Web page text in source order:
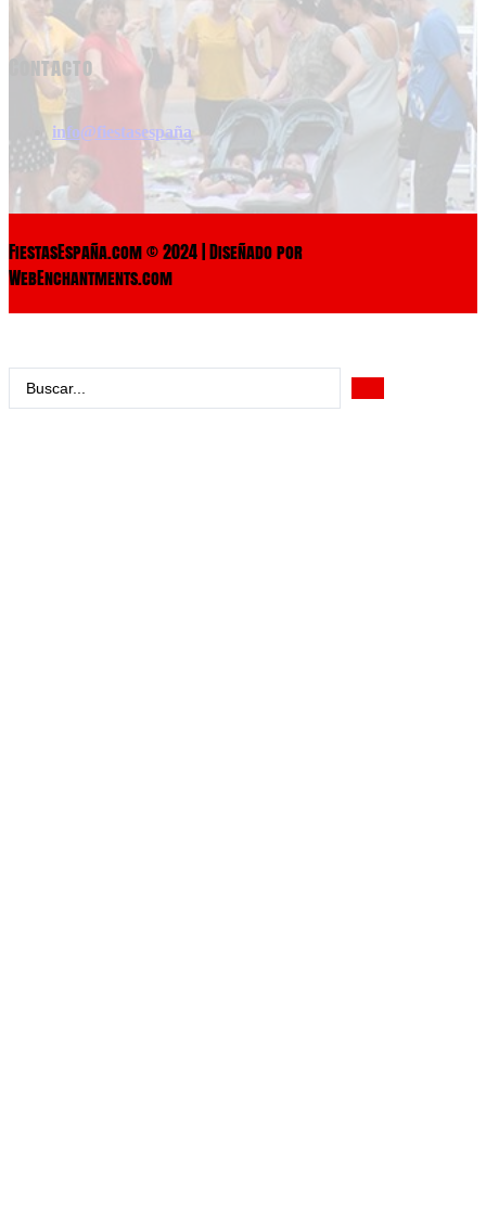
Contacto
info@fiestasespaña
FiestasEspaña.com © 2024 | Diseñado por
WebEnchantments.com